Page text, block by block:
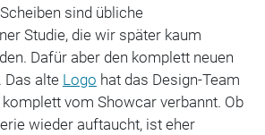
sind übliche
Studie, die wir später kaum
Dafür aber den komplett neuen
Das alte Logo hat das Design-Team
vom Showcar verbannt. Ob
wieder auftaucht, ist eher